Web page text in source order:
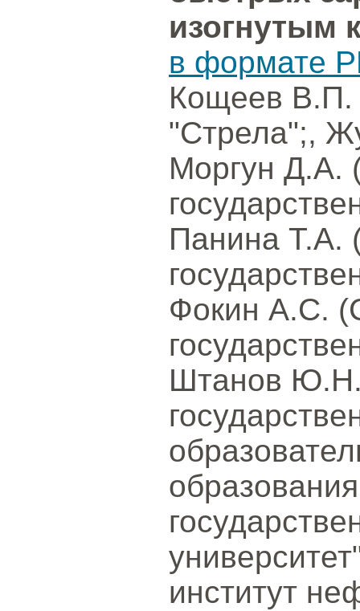
изогнутым
в формате
Кощеев
"Стрела";,
Моргун Д.А.
Панина Т.А.
Фокин А.С.
Штанов
институт